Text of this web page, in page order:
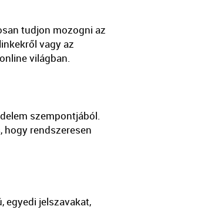
tudjon mozogni az
vagy az
világban.
szempontjából.
hogy rendszeresen
egyedi jelszavakat,